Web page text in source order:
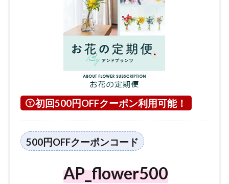
初回500円OFFクーポン利用可能！
500円OFFクーポンコード
AP_flower500